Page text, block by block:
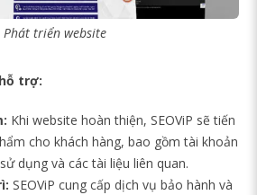
Phát triển website
trợ:
Khi website hoàn thiện, SEOViP sẽ tiến
cho khách hàng, bao gồm tài khoản
dụng và các tài liệu liên quan.
SEOViP cung cấp dịch vụ bảo hành và